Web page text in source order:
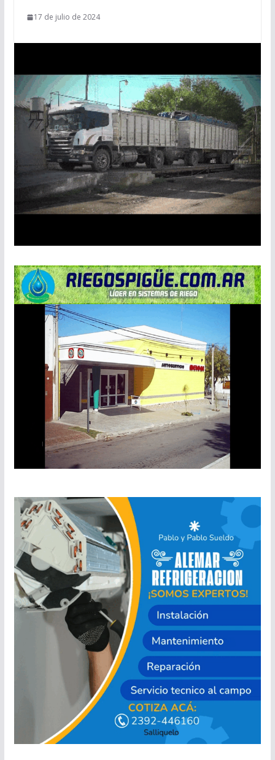
17 de julio de 2024